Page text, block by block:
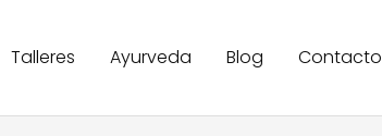
Talleres Ayurveda Blog Contacto